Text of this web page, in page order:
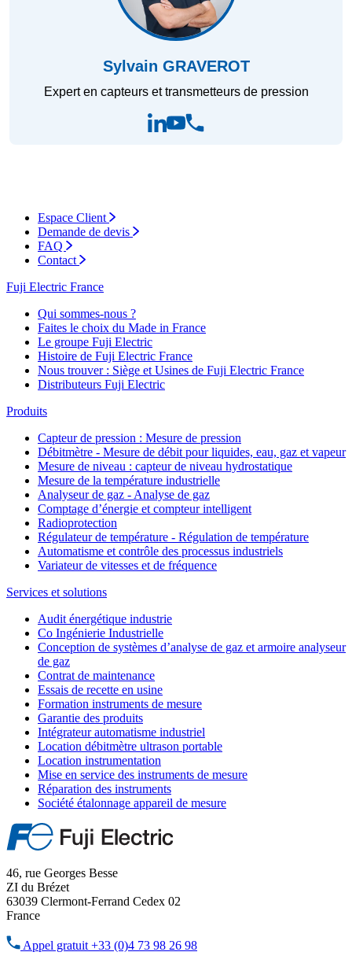
Sylvain GRAVEROT
Expert en capteurs et transmetteurs de pression
Espace Client
Demande de devis
FAQ
Contact
Fuji Electric France
Qui sommes-nous ?
Faites le choix du Made in France
Le groupe Fuji Electric
Histoire de Fuji Electric France
Nous trouver : Siège et Usines de Fuji Electric France
Distributeurs Fuji Electric
Produits
Capteur de pression : Mesure de pression
Débitmètre - Mesure de débit pour liquides, eau, gaz et vapeur
Mesure de niveau : capteur de niveau hydrostatique
Mesure de la température industrielle
Analyseur de gaz - Analyse de gaz
Comptage d’énergie et compteur intelligent
Radioprotection
Régulateur de température - Régulation de température
Automatisme et contrôle des processus industriels
Variateur de vitesses et de fréquence
Services et solutions
Audit énergétique industrie
Co Ingénierie Industrielle
Conception de systèmes d’analyse de gaz et armoire analyseur
de gaz
Contrat de maintenance
Essais de recette en usine
Formation instruments de mesure
Garantie des produits
Intégrateur automatisme industriel
Location débitmètre ultrason portable
Location instrumentation
Mise en service des instruments de mesure
Réparation des instruments
Société étalonnage appareil de mesure
46, rue Georges Besse
ZI du Brézet
63039 Clermont-Ferrand Cedex 02
France
Appel gratuit +33 (0)4 73 98 26 98